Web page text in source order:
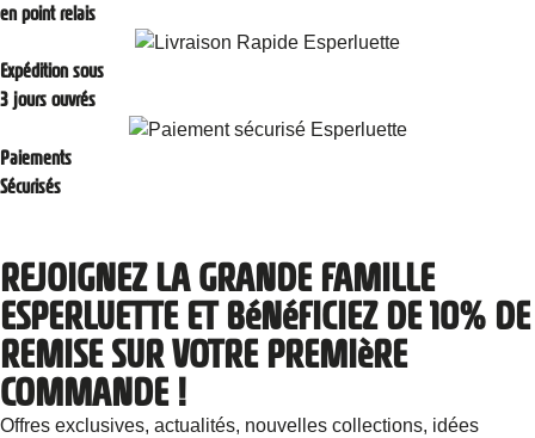
en point relais
Expédition sous
3 jours ouvrés
Paiements
Sécurisés
REJOIGNEZ LA GRANDE FAMILLE
ESPERLUETTE ET BéNéFICIEZ DE 10% DE
REMISE SUR VOTRE PREMIèRE
COMMANDE !
Offres exclusives, actualités, nouvelles collections, idées